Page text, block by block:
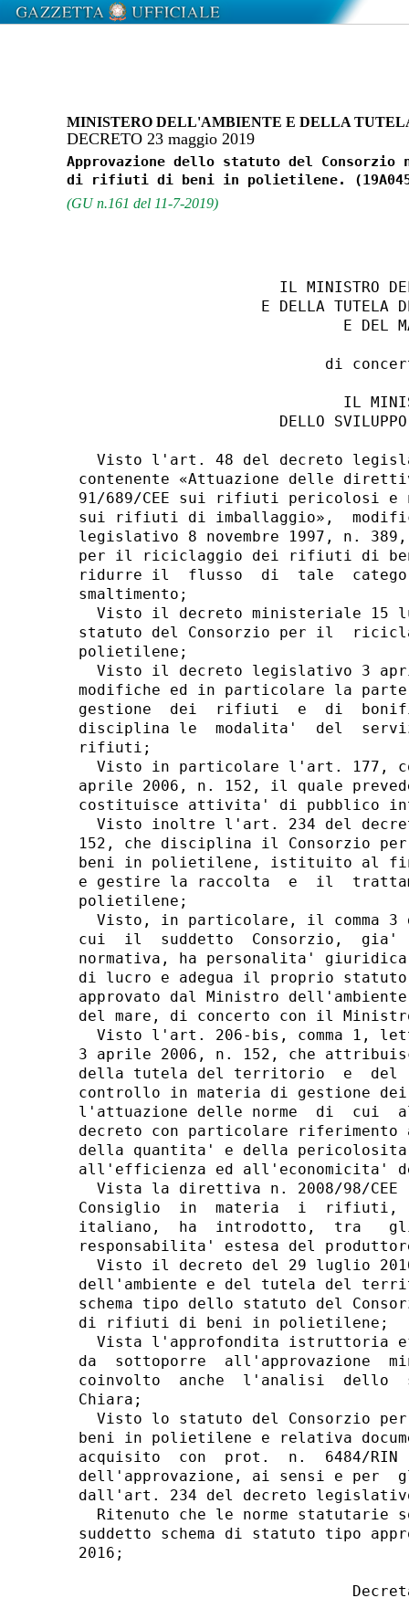
MINISTERO DELL'AMBIENTE E DELLA
DECRETO 23 maggio 2019
Approvazione dello statuto del
(GU n.161 del 11-7-2019)
IL MINISTRO
E DELLA TUTELA
E DEL
di
IL
DELLO
Visto l'art. 48 del decreto
contenente «Attuazione delle
91/689/CEE sui rifiuti pericolosi e
sui rifiuti di imballaggio»,
legislativo 8 novembre 1997, n.
per il riciclaggio dei rifiuti di
ridurre il  flusso  di  tale
smaltimento;
Visto il decreto ministeriale 15
statuto del Consorzio per il
polietilene;
Visto il decreto legislativo 3
modifiche ed in particolare la
gestione  dei  rifiuti  e  di
disciplina le  modalita'  del
rifiuti;
Visto in particolare l'art. 177,
aprile 2006, n. 152, il quale
costituisce attivita' di pubblico
Visto inoltre l'art. 234 del
152, che disciplina il
beni in polietilene, istituito al
e gestire la raccolta  e  il
polietilene;
Visto, in particolare, il comma 3
cui  il  suddetto  Consorzio,  gia'
normativa, ha personalita'
di lucro e adegua il proprio
approvato dal Ministro
del mare, di concerto con il
Visto l'art. 206-bis, comma 1,
3 aprile 2006, n. 152, che
della tutela del territorio  e  del
controllo in materia di gestione
l'attuazione delle norme  di  cui
decreto con particolare riferimento
della quantita' e della
all'efficienza ed all'economicita'
Vista la direttiva n. 2008/98/CEE
Consiglio  in  materia  i  rifiuti,
italiano,  ha  introdotto,  tra
responsabilita' estesa del
Visto il decreto del 29 luglio
dell'ambiente e del tutela del
schema tipo dello statuto del
di rifiuti di beni in polietilene;
Vista l'approfondita istruttoria
da  sottoporre  all'approvazione
coinvolto  anche  l'analisi  dello
Chiara;
Visto lo statuto del Consorzio
beni in polietilene e relativa
acquisito  con  prot.  n.  6484/
dell'approvazione, ai sensi e
dall'art. 234 del decreto
Ritenuto che le norme statutarie
suddetto schema di statuto tipo
2016;